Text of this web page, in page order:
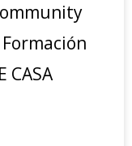
CASA